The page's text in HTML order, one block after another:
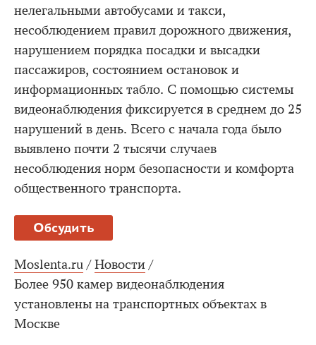
нелегальными автобусами и такси,
несоблюдением правил дорожного движения,
нарушением порядка посадки и высадки
пассажиров, состоянием остановок и
информационных табло. С помощью системы
видеонаблюдения фиксируется в среднем до 25
нарушений в день. Всего с начала года было
выявлено почти 2 тысячи случаев
несоблюдения норм безопасности и комфорта
общественного транспорта.
Обсудить
Moslenta.ru / Новости /
Более 950 камер видеонаблюдения
установлены на транспортных объектах в
Москве